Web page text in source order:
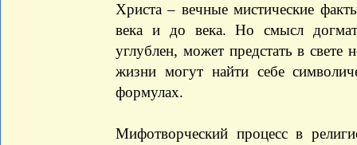
Христа – вечные мистические
века и до века. Но смысл
углублен, может предстать в
жизни могут найти себе
формулах.
Мифотворческий процесс в